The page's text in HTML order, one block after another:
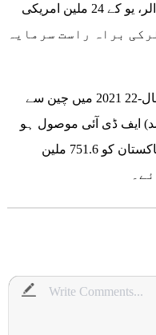
امریکی ڈالر، ہالینڈ 45 ملین ڈالر، یو کے 24 ملین امریکی
سے 9.2 ملین ڈالرکی براہ راست سرمایہ
کووڈ19 کے باوجود پاکستان کو مالی سال-22 2021 میں چین سے
ڈالر (کل کا 28.46 فی صد) ایف ڈی آئی موصول ہو
ئی ، جب کہ مالی سال-21 2020 میں پاکستان کو 751.6 ملین